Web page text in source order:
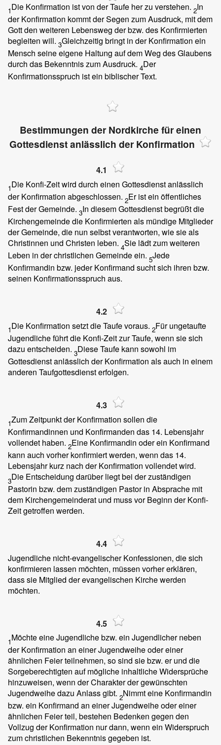
1Die Konfirmation ist von der Taufe her zu verstehen. 2In
der Konfirmation kommt der Segen zum Ausdruck, mit dem
Gott den weiteren Lebensweg der bzw. des Konfirmierten
begleiten will. 3Gleichzeitig bringt in der Konfirmation ein
Mensch seine eigene Haltung auf dem Weg des Glaubens
durch das Bekenntnis zum Ausdruck. 4Der
Konfirmationsspruch ist ein biblischer Text.
Bestimmungen der Nordkirche für einen
Gottesdienst anlässlich der Konfirmation
4.1
1Die Konfi-Zeit wird durch einen Gottesdienst anlässlich
der Konfirmation abgeschlossen. 2Er ist ein öffentliches
Fest der Gemeinde. 3In diesem Gottesdienst begrüßt die
Kirchengemeinde die Konfirmierten als mündige Mitglieder
der Gemeinde, die nun selbst verantworten, wie sie als
Christinnen und Christen leben. 4Sie lädt zum weiteren
Leben in der christlichen Gemeinde ein. 5Jede
Konfirmandin bzw. jeder Konfirmand sucht sich ihren bzw.
seinen Konfirmationsspruch aus.
4.2
1Die Konfirmation setzt die Taufe voraus. 2Für ungetaufte
Jugendliche führt die Konfi-Zeit zur Taufe, wenn sie sich
dazu entscheiden. 3Diese Taufe kann sowohl im
Gottesdienst anlässlich der Konfirmation als auch in einem
anderen Taufgottesdienst erfolgen.
4.3
1Zum Zeitpunkt der Konfirmation sollen die
Konfirmandinnen und Konfirmanden das 14. Lebensjahr
vollendet haben. 2Eine Konfirmandin oder ein Konfirmand
kann auch vorher konfirmiert werden, wenn das 14.
Lebensjahr kurz nach der Konfirmation vollendet wird.
3Die Entscheidung darüber liegt bei der zuständigen
Pastorin bzw. dem zuständigen Pastor in Absprache mit
dem Kirchengemeinderat und muss vor Beginn der Konfi-
Zeit getroffen werden.
4.4
Jugendliche nicht-evangelischer Konfessionen, die sich
konfirmieren lassen möchten, müssen vorher erklären,
dass sie Mitglied der evangelischen Kirche werden
möchten.
4.5
1Möchte eine Jugendliche bzw. ein Jugendlicher neben
der Konfirmation an einer Jugendweihe oder einer
ähnlichen Feier teilnehmen, so sind sie bzw. er und die
Sorgeberechtigten auf mögliche inhaltliche Widersprüche
hinzuweisen, wenn der Charakter der gewünschten
Jugendweihe dazu Anlass gibt. 2Nimmt eine Konfirmandin
bzw. ein Konfirmand an einer Jugendweihe oder einer
ähnlichen Feier teil, bestehen Bedenken gegen den
Vollzug der Konfirmation nur dann, wenn ein Widerspruch
zum christlichen Bekenntnis gegeben ist.